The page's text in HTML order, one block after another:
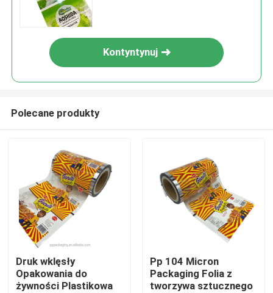
Dom
Produkty
Kontyntynuj
Polecane produkty
Druk wklęsły
Opakowania do
żywności Plastikowa
Pp 104 Micron
Packaging Folia z
tworzywa sztucznego